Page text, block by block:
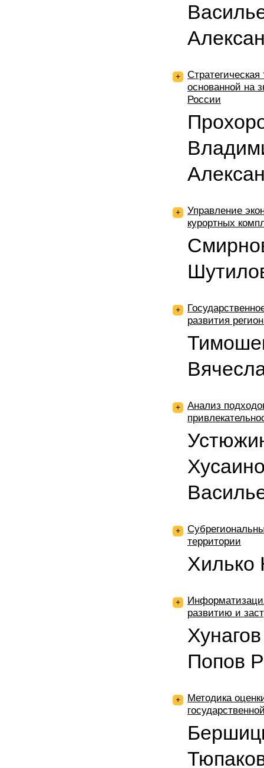
+
основанной на
России
+
Управление
курортных
+
развития
+
Анализ
+
территории
Хилько
+
развитию и
Попов
+
Методика